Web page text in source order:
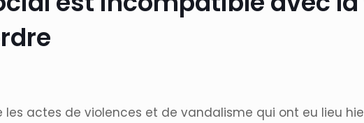
actes de violences et de vandalisme qui ont eu lieu